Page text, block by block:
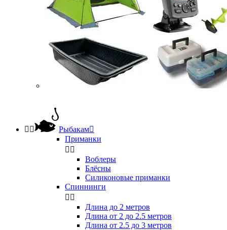
  Рыбакам
Приманки
 
Воблеры
Блёсны
Силиконовые приманки
Спиннинги
 
Длина до 2 метров
Длина от 2 до 2.5 метров
Длина от 2.5 до 3 метров